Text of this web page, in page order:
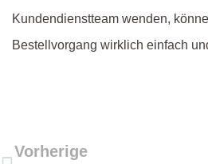
Kundendienstteam wenden,
Bestellvorgang wirklich einfach
Vorherige